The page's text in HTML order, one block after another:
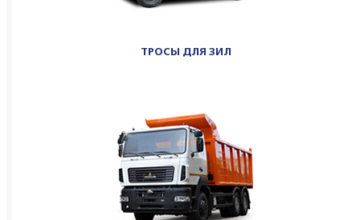
ТРОСЫ ДЛЯ ЗИЛ